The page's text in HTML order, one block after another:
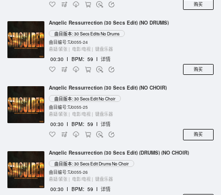
购买
Angelic Ressurrection (30 Secs Edit) (NO DRUMS)
曲目版本: 30 Secs Edits No Drums
曲目编号:TJ0055-24
悬疑/紧张 | 电影/电视 | 键盘乐器
00:30 I BPM：59 I 详情
购买
Angelic Ressurrection (30 Secs Edit) (NO CHOIR)
曲目版本: 30 Secs Edit No Choir
曲目编号:TJ0055-25
悬疑/紧张 | 电影/电视 | 键盘乐器
00:30 I BPM：59 I 详情
购买
Angelic Ressurrection (30 Secs Edit) (DRUMS) (NO CHOIR)
曲目版本: 30 Secs Edit Drums No Choir
曲目编号:TJ0055-26
悬疑/紧张 | 电影/电视 | 键盘乐器
00:30 I BPM：59 I 详情